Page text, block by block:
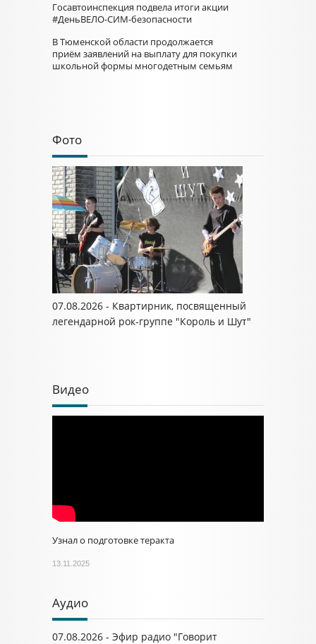
Госавтоинспекция подвела итоги акции
#ДеньВЕЛО-СИМ-безопасности
В Тюменской области продолжается
приём заявлений на выплату для покупки
школьной формы многодетным семьям
Фото
07.08.2026 - Квартирник, посвященный
легендарной рок-группе "Король и Шут"
Видео
Узнал о подготовке теракта
13.11.2025
Аудио
07.08.2026 - Эфир радио "Говорит